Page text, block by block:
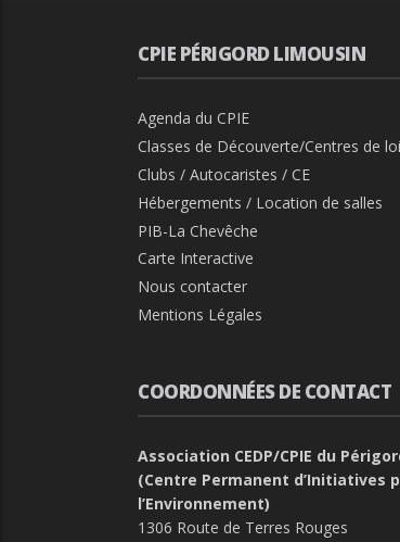
CPIE PÉRIGORD LIMOUSIN
Agenda du CPIE
Classes de Découverte/Centres de
Clubs / Autocaristes / CE
Hébergements / Location de salles
PIB-La Chevêche
Carte Interactive
Nous contacter
Mentions Légales
COORDONNÉES DE CONTACT
Association CEDP/CPIE du
(Centre Permanent d’Initiatives
l’Environnement)
1306 Route de Terres Rouges